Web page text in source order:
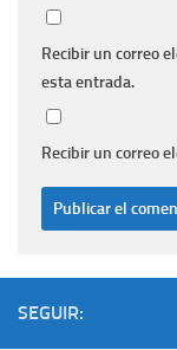
Recibir un correo
esta entrada.
Recibir un correo
SEGUIR: